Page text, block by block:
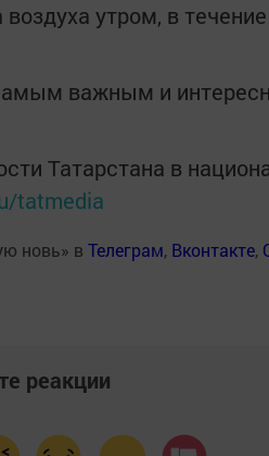
утром, в
важным и
Татарстана в
tatmedia
новь» в Телеграм, Вконтакте,
реакции